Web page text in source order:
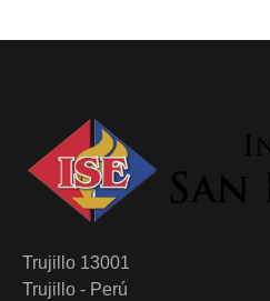
Trujillo 13001
Trujillo - Perú